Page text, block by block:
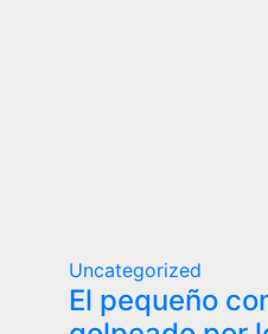
Uncategorized
El pequeño